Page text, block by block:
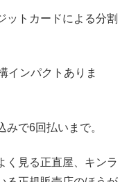
ットカードによる分割
インパクトありま
で6回払いまで。
く見る正直屋、キンラ